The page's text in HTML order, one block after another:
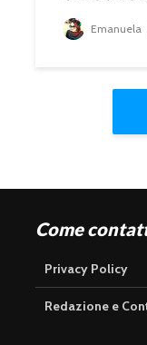
Emanuela
Come
Privacy Policy
Redazione e